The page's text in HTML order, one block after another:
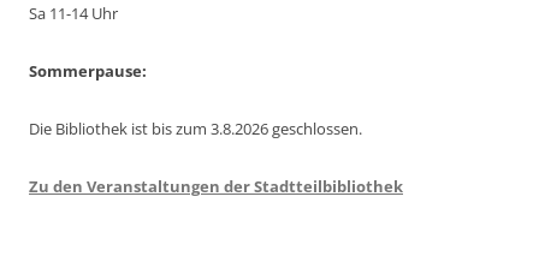
Sa 11-14 Uhr
Sommerpause:
Die Bibliothek ist bis zum 3.8.2026 geschlossen.
Zu den Veranstaltungen der Stadtteilbibliothek